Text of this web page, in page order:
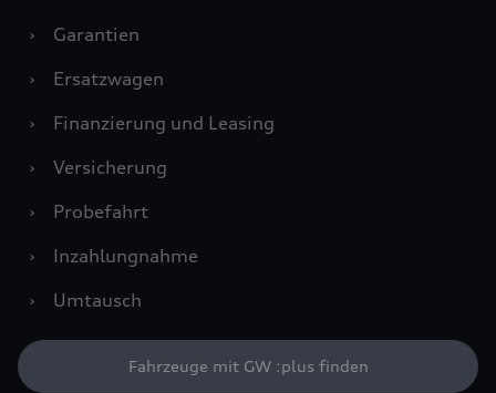
›
Garantien
›
Ersatzwagen
›
Finanzierung und Leasing
›
Versicherung
›
Probefahrt
›
Inzahlungnahme
›
Umtausch
Fahrzeuge mit GW :plus finden